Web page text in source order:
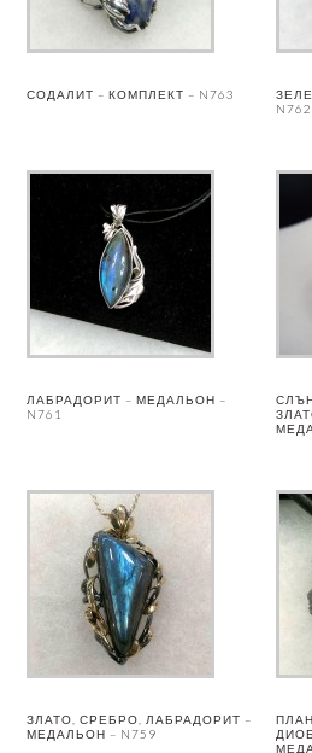
СОДАЛИТ – КОМПЛЕКТ – N763
N762
ЛАБРАДОРИТ – МЕДАЛЬОН –
N761
ЗЛАТО, СРЕБРО, ЛАБРАДОРИТ –
МЕДАЛЬОН – N759